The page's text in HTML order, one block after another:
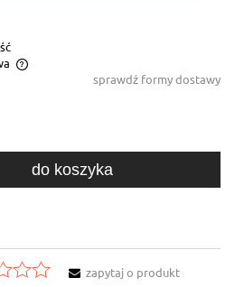
kosztów płatności
sprawdź formy dostawy
do koszyka
zapytaj o produkt